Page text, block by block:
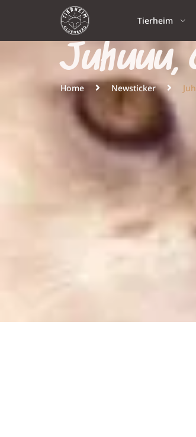
Tierheim
Juhuuu,
Home Newsticker